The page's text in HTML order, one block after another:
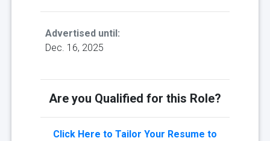
Advertised until:
Dec. 16, 2025
Are you Qualified for this Role?
Click Here to Tailor Your Resume to